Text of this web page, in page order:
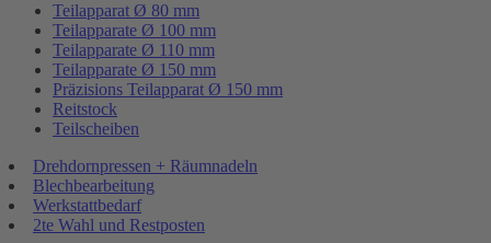
Teilapparat Ø 80 mm
Teilapparate Ø 100 mm
Teilapparate Ø 110 mm
Teilapparate Ø 150 mm
Präzisions Teilapparat Ø 150 mm
Reitstock
Teilscheiben
Drehdornpressen + Räumnadeln
Blechbearbeitung
Werkstattbedarf
2te Wahl und Restposten